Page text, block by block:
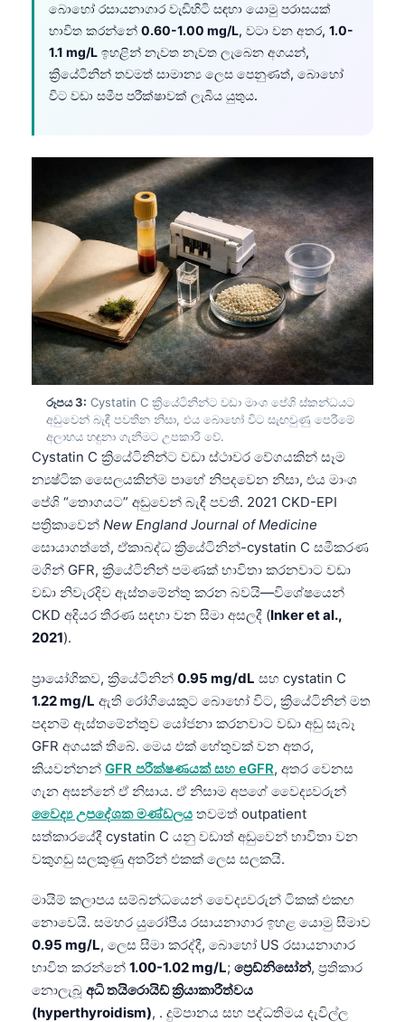
බොහෝ රසායනාගාර වැඩිහිටි සඳහා යොමු පරාසයක්
භාවිත කරන්නේ 0.60-1.00 mg/L, වටා වන අතර, 1.0-
1.1 mg/L ඉහළින් නැවත නැවත ලැබෙන අගයන්,
ක්‍රියේටිනින් තවමත් සාමාන්‍ය ලෙස පෙනුණත්, බොහෝ
විට වඩා සමීප පරීක්ෂාවක් ලැබිය යුතුය.
රූපය 3: Cystatin C ක්‍රියේටිනින්ට වඩා මාංශ පේශි ස්කන්ධයට
අඩුවෙන් බැඳී පවතින නිසා, එය බොහෝ විට සැඟවුණු පෙරීමේ
අලාභය හඳුනා ගැනීමට උපකාරී වේ.
Cystatin C ක්‍රියේටිනින්ට වඩා ස්ථාවර වේගයකින් සෑම
න්‍යෂ්ටික සෛලයකින්ම පාහේ නිපදවෙන නිසා, එය මාංශ
පේශි “තොගයට” අඩුවෙන් බැඳී පවතී. 2021 CKD-EPI
පත්‍රිකාවෙන් New England Journal of Medicine
සොයාගත්තේ, ඒකාබද්ධ ක්‍රියේටිනින්-cystatin C සමීකරණ
මගින් GFR, ක්‍රියේටිනින් පමණක් භාවිතා කරනවාට වඩා
වඩා නිවැරදිව ඇස්තමේන්තු කරන බවයි—විශේෂයෙන්
CKD අදියර තීරණ සඳහා වන සීමා අසලදී (Inker et al.,
2021).
ප්‍රායෝගිකව, ක්‍රියේටිනින් 0.95 mg/dL සහ cystatin C
1.22 mg/L ඇති රෝගියෙකුට බොහෝ විට, ක්‍රියේටිනින් මත
පදනම් ඇස්තමේන්තුව යෝජනා කරනවාට වඩා අඩු සැබෑ
GFR අගයක් තිබේ. මෙය එක් හේතුවක් වන අතර,
කියවන්නන් GFR පරීක්ෂණයක් සහ eGFR, අතර වෙනස
ගැන අසන්නේ ඒ නිසාය. ඒ නිසාම අපගේ වෛද්‍යවරුන්
වෛද්‍ය උපදේශක මණ්ඩලය තවමත් outpatient
සත්කාරයේදී cystatin C යනු වඩාත් අඩුවෙන් භාවිතා වන
වකුගඩු සලකුණු අතරින් එකක් ලෙස සලකයි.
මායිම් කලාපය සම්බන්ධයෙන් වෛද්‍යවරුන් ටිකක් එකඟ
නොවෙයි. සමහර යුරෝපීය රසායනාගාර ඉහළ යොමු සීමාව
0.95 mg/L, ලෙස සීමා කරද්දී, බොහෝ US රසායනාගාර
භාවිත කරන්නේ 1.00-1.02 mg/L; ප්‍රෙඩ්නිසෝන්, ප්‍රතිකාර
නොලැබූ අධි තයිරොයිඩ් ක්‍රියාකාරීත්වය
(hyperthyroidism), . දුම්පානය සහ පද්ධතිමය දැවිල්ල